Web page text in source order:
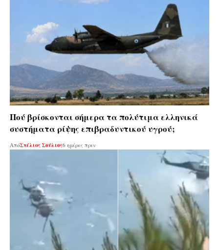
Πού βρίσκονται σήμερα τα πολύτιμα ελληνικά
συστήματα ρίψης επιβραδυντικού υγρού;
ΑπόΣτέλιος Σούλιος6 ημέρες πριν